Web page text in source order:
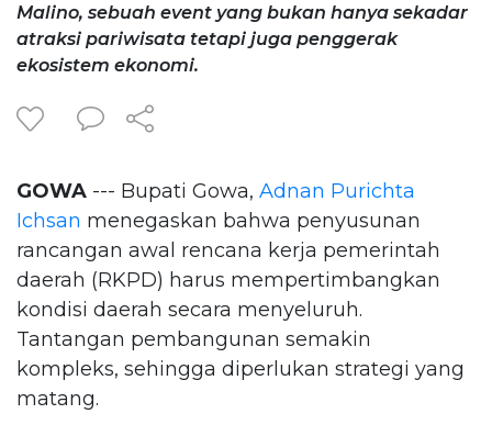
Malino, sebuah event yang bukan hanya sekadar
atraksi pariwisata tetapi juga penggerak
ekosistem ekonomi.
GOWA --- Bupati Gowa, Adnan Purichta
Ichsan menegaskan bahwa penyusunan
rancangan awal rencana kerja pemerintah
daerah (RKPD) harus mempertimbangkan
kondisi daerah secara menyeluruh.
Tantangan pembangunan semakin
kompleks, sehingga diperlukan strategi yang
matang.